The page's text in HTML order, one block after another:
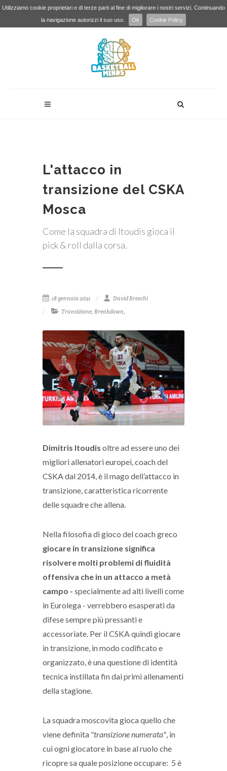
Utilizziamo cookie proprietari e di terze parti al fine di migliorare i nostri servizi. Continuando
la navigazione autorizzi il suo uso.
Ok Cookie Policy
L'attacco in
transizione del CSKA
Mosca
Come la squadra di Itoudis gioca il
pick & roll dalla corsa.
18 gennaio 2021
David Breschi
Transizione, Breakdown,
Dimitris Itoudis oltre ad essere uno dei
migliori allenatori europei, coach del
CSKA dal 2014, è il mago dell’attacco in
transizione, caratteristica ricorrente
delle squadre che allena.
Nella filosofia di gioco del coach greco
giocare in transizione significa
risolvere molti problemi di fluidità
offensiva che in un attacco a metà
campo - specialmente ad alti livelli come
in Eurolega - verrebbero esasperati da
difese sempre più pressanti e
accessoriate. Per il CSKA quindi giocare
in transizione, in modo codificato e
organizzato, è una questione di identità
tecnica instillata fin dai primi allenamenti
della stagione.
La squadra moscovita gioca quello che
viene definita "transizione numerata" , in
cui ogni giocatore in base al ruolo che
ricopre sa quale posizione occupare: 5 è